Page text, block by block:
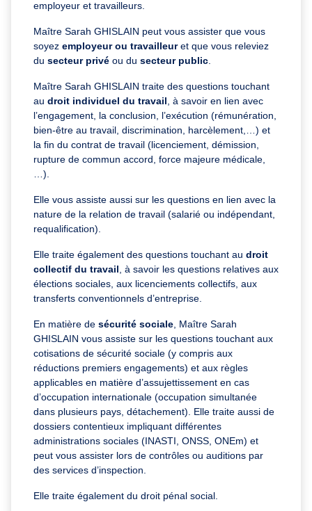
employeur et travailleurs.
Maître Sarah GHISLAIN peut vous assister que vous
soyez employeur ou travailleuret que vous releviez
du secteur privé ou du secteur public.
Maître Sarah GHISLAIN traite des questions touchant
au droit individuel du travail, à savoir en lien avec
l’engagement, la conclusion, l’exécution (rémunération,
bien-être au travail, discrimination, harcèlement,…) et
la fin du contrat de travail (licenciement, démission,
rupture de commun accord, force majeure médicale,
…).
Elle vous assiste aussi sur les questions en lien avec la
nature de la relation de travail (salarié ou indépendant,
requalification).
Elle traite également des questions touchant au droit
collectif du travail, à savoir les questions relatives aux
élections sociales, aux licenciements collectifs, aux
transferts conventionnels d’entreprise.
En matière de sécurité sociale, Maître Sarah
GHISLAIN vous assiste sur les questions touchant aux
cotisations de sécurité sociale (y compris aux
réductions premiers engagements) et aux règles
applicables en matière d’assujettissement en cas
d’occupation internationale (occupation simultanée
dans plusieurs pays, détachement). Elle traite aussi de
dossiers contentieux impliquant différentes
administrations sociales (INASTI, ONSS, ONEm) et
peut vous assister lors de contrôles ou auditions par
des services d’inspection.
Elle traite également du droit pénal social.